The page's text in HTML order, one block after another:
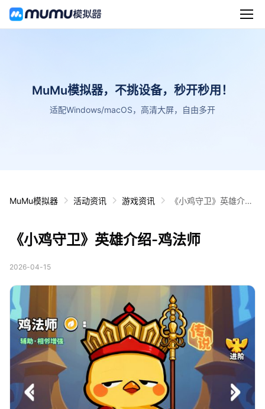
MuMu模拟器，不挑设备，秒开秒用！
适配Windows/macOS，高清大屏，自由多开
MuMu模拟器 活动资讯 游戏资讯
《小鸡守卫》英雄介
《小鸡守卫》英雄介绍-鸡法师
2026-04-15